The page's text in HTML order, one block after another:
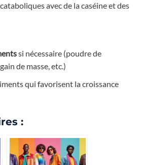
avec de la caséine et des
si nécessaire (poudre de
de masse, etc.)
qui favorisent la croissance
: